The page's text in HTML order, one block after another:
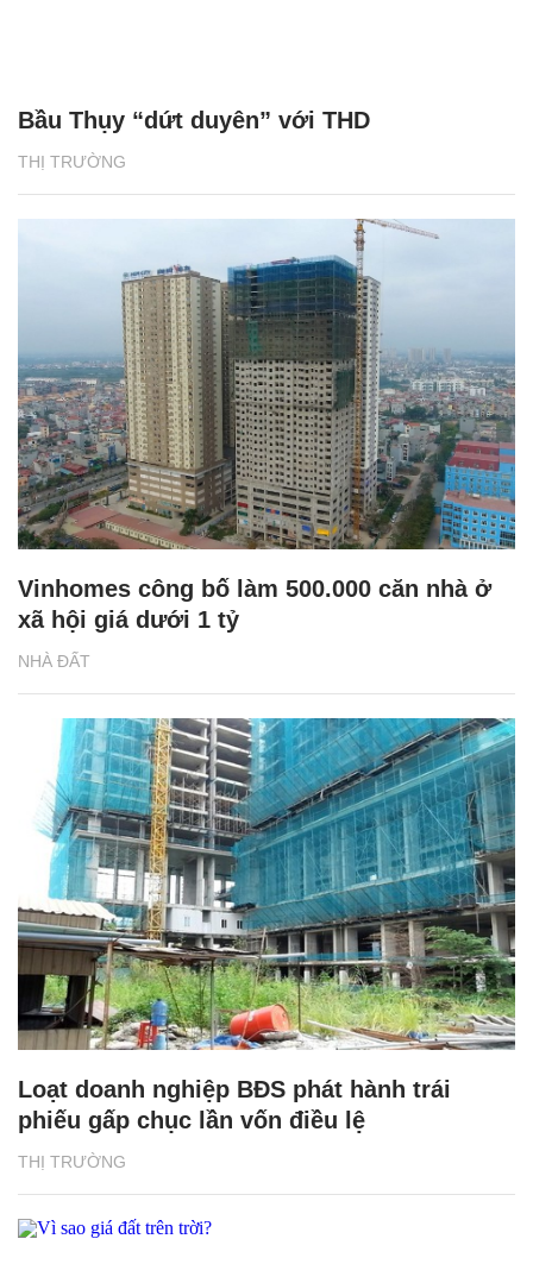
THỊ TRƯỜNG
Bầu Thụy “dứt duyên” với THD
NHÀ ĐẤT
Vinhomes công bố làm 500.000 căn nhà ở
xã hội giá dưới 1 tỷ
THỊ TRƯỜNG
Loạt doanh nghiệp BĐS phát hành trái
phiếu gấp chục lần vốn điều lệ